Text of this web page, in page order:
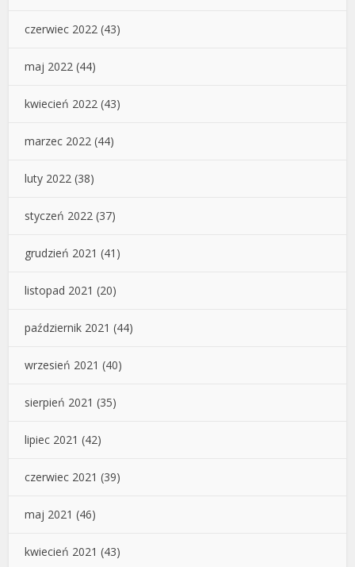
czerwiec 2022 (43)
maj 2022 (44)
kwiecień 2022 (43)
marzec 2022 (44)
luty 2022 (38)
styczeń 2022 (37)
grudzień 2021 (41)
listopad 2021 (20)
październik 2021 (44)
wrzesień 2021 (40)
sierpień 2021 (35)
lipiec 2021 (42)
czerwiec 2021 (39)
maj 2021 (46)
kwiecień 2021 (43)